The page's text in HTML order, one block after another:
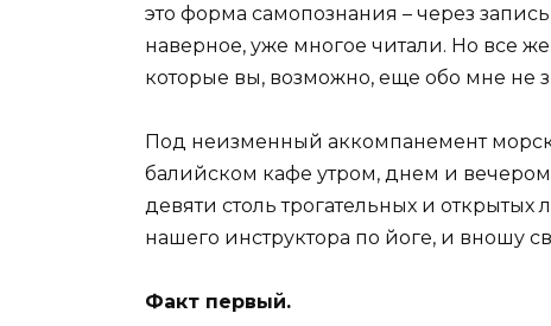
это форма самопознания – через
наверное, уже многое читали. Но все
которые вы, возможно, еще обо мне не
Под неизменный аккомпанемент
балийском кафе утром, днем и
девяти столь трогательных и
нашего инструктора по йоге, и вношу
Факт первый.